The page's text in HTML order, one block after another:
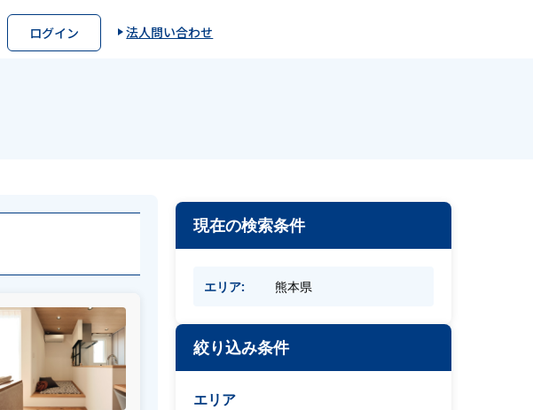
ログイン 法人問い合わせ
現在の検索条件
エリア: 熊本県
絞り込み条件
エリア